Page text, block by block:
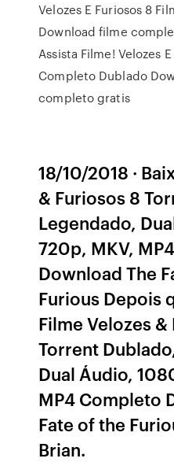
Velozes E Furiosos 8
Download filme
Assista Filme! Velozes
Completo Dublado
completo gratis
18/10/2018 ·
& Furiosos 8
Legendado,
720p, MKV,
Download The
Furious Depois
Filme Velozes
Torrent
Dual Áudio,
MP4 Completo
Fate of the
Brian.